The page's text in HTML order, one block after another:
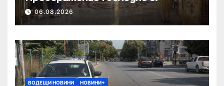
06.08.2026
ВОДЕЩИ НОВИНИ НОВИНИ+